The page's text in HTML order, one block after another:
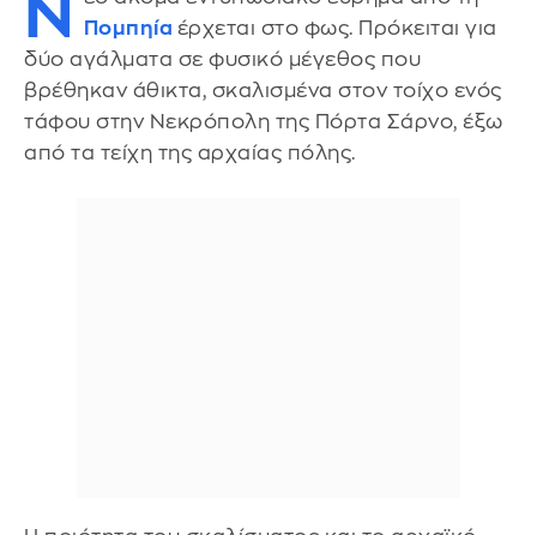
Ν
Πομπηία έρχεται στο φως. Πρόκειται για
δύο αγάλματα σε φυσικό μέγεθος που
βρέθηκαν άθικτα, σκαλισμένα στον τοίχο ενός
τάφου στην Νεκρόπολη της Πόρτα Σάρνο, έξω
από τα τείχη της αρχαίας πόλης.